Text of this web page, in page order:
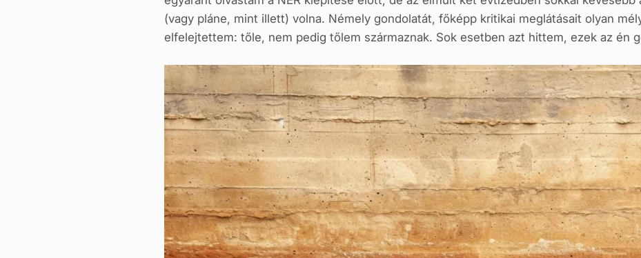
(vagy pláne, mint illett) volna. Némely gondolatát, főképp kritikai meglátásait olyan
elfelejtettem: tőle, nem pedig tőlem származnak. Sok esetben azt hittem, ezek az én